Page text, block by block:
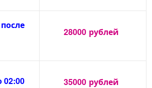
28000 рублей
02:00 35000 рублей